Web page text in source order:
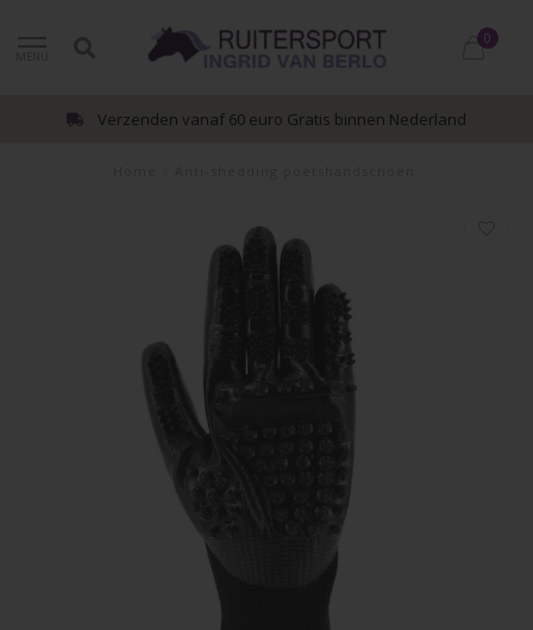
0
Verzenden vanaf 60 euro Gratis binnen Nederland